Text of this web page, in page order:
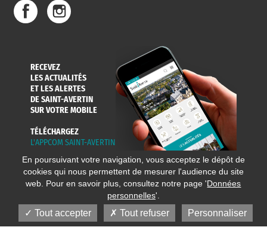
RECEVEZ
LES ACTUALITÉS
ET LES ALERTES
DE SAINT-AVERTIN
SUR VOTRE MOBILE
TÉLÉCHARGEZ
L'APPCOM SAINT-AVERTIN
En poursuivant votre navigation, vous acceptez le dépôt de
cookies qui nous permettent de mesurer l'audience du site
web. Pour en savoir plus, consultez notre page 'Données
personnelles'.
Tout accepter Tout refuser Personnaliser